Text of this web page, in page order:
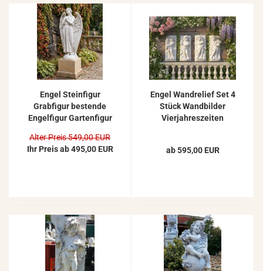
Engel Steinfigur
Grabfigur bestende
Engelfigur Gartenfigur
Alter Preis 549,00 EUR
Ihr Preis ab 495,00 EUR
Engel Wandrelief Set 4
Stück Wandbilder
Vierjahreszeiten
ab 595,00 EUR